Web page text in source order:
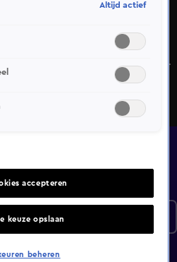
aan, die nog nooit
geïnterviewd. Namelijk Paul
Jeroen van de Boom praat
Altijd actief
accepteren
keuze opslaan
beheren